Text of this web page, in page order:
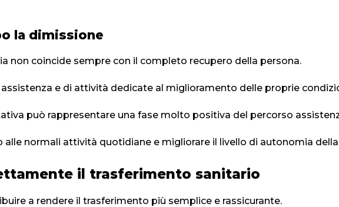
la dimissione
non coincide sempre con il completo recupero della persona.
e di attività dedicate al miglioramento delle proprie
può rappresentare una fase molto positiva del percorso
alle normali attività quotidiane e migliorare il livello di autonomia
il trasferimento sanitario
a rendere il trasferimento più semplice e rassicurante.